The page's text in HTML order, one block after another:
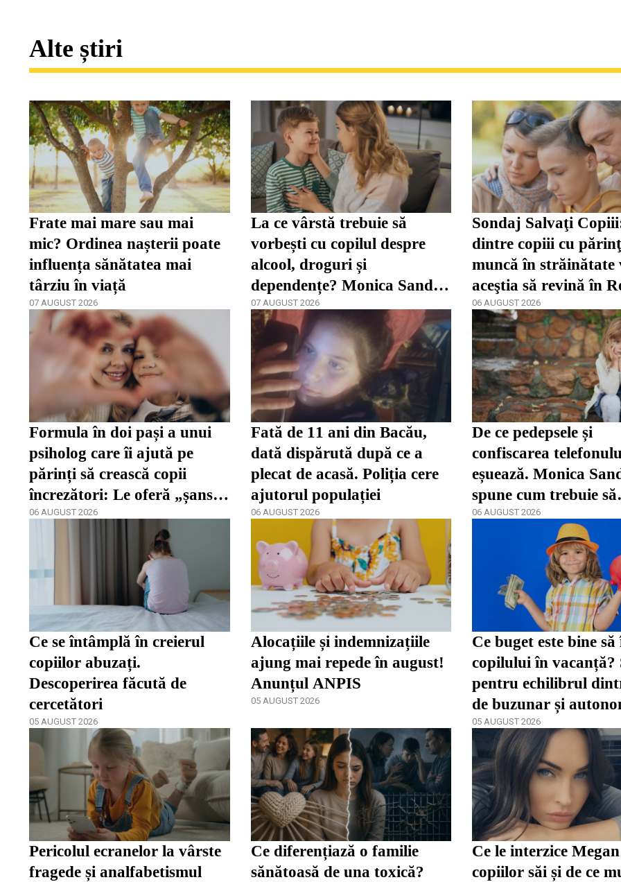
Alte știri
Frate mai mare sau mai
mic? Ordinea nașterii poate
influența sănătatea mai
târziu în viață
07 AUGUST 2026
La ce vârstă trebuie să
vorbești cu copilul despre
alcool, droguri și
dependențe? Monica Sandu
spune că părinții încep prea
târziu
07 AUGUST 2026
Sondaj Salvaţi
dintre copiii cu
muncă în străinătate
aceştia să revină în
06 AUGUST 2026
Formula în doi pași a unui
psiholog care îi ajută pe
părinți să crească copii
încrezători: Le oferă „șansa
de a se dezvolta”
06 AUGUST 2026
Fată de 11 ani din Bacău,
dată dispărută după ce a
plecat de acasă. Poliția cere
ajutorul populației
06 AUGUST 2026
De ce pedepsele și
confiscarea
eșuează. Monica
spune cum trebuie să
reacționeze părinții
dependenței / video
06 AUGUST 2026
Ce se întâmplă în creierul
copiilor abuzați.
Descoperirea făcută de
cercetători
05 AUGUST 2026
Alocațiile și indemnizațiile
ajung mai repede în august!
Anunțul ANPIS
05 AUGUST 2026
Ce buget este bine
copilului în
pentru echilibrul
de buzunar și
05 AUGUST 2026
Pericolul ecranelor la vârste
fragede și analfabetismul
Ce diferențiază o familie
sănătoasă de una toxică?
Ce le interzice
copiilor săi și de ce